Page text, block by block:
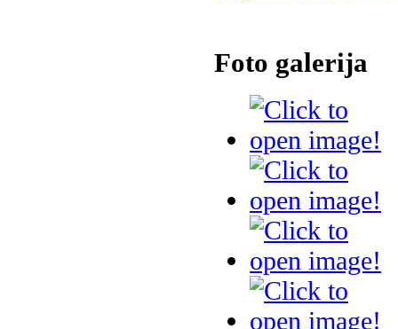
Foto galerija